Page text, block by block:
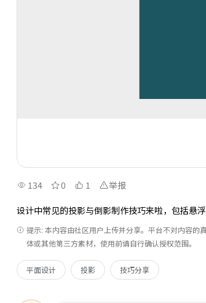
134 0 1 举报
设计中常见的投影与倒影制作技巧来啦，包括悬
提示: 本内容由社区用户上传并分享。平台不对内容的
体或其他第三方素材，使用前请自行确认授权范围。
平面设计 投影 技巧分享